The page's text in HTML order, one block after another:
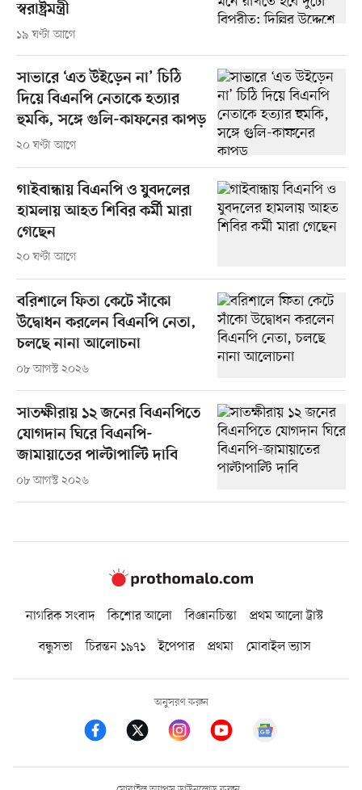
স্বরাষ্ট্রমন্ত্রী
১৯ ঘণ্টা আগে
সাভারে ‘এত উইড়েন না’ চিঠি
দিয়ে বিএনপি নেতাকে হত্যার
হুমকি, সঙ্গে গুলি-কাফনের কাপড়
২০ ঘণ্টা আগে
গাইবান্ধায় বিএনপি ও যুবদলের
হামলায় আহত শিবির কর্মী মারা
গেছেন
২০ ঘণ্টা আগে
বরিশালে ফিতা কেটে সাঁকো
উদ্বোধন করলেন বিএনপি নেতা,
চলছে নানা আলোচনা
০৮ আগস্ট ২০২৬
সাতক্ষীরায় ১২ জনের বিএনপিতে
যোগদান ঘিরে বিএনপি-
জামায়াতের পাল্টাপাল্টি দাবি
০৮ আগস্ট ২০২৬
নাগরিক সংবাদ কিশোর আলো বিজ্ঞানচিন্তা
প্রথম আলো ট্রাস্ট
বন্ধুসভা
চিরন্তন ১৯৭১ ইপেপার প্রথমা মোবাইল ভ্যাস
অনুসরণ করুন